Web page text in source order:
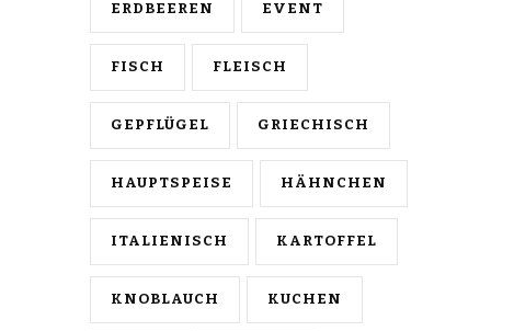
ERDBEEREN EVENT
FISCH FLEISCH
GEPFLÜGEL GRIECHISCH
HAUPTSPEISE HÄHNCHEN
ITALIENISCH KARTOFFEL
KNOBLAUCH KUCHEN